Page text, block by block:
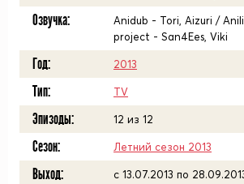
Озвучка:
Anidub - Tori, Aizuri /
project - San4Ees, Viki
Год: 2013
Тип: TV
Эпизоды: 12 из 12
Сезон: Летний сезон 2013
Выход: c 13.07.2013 по